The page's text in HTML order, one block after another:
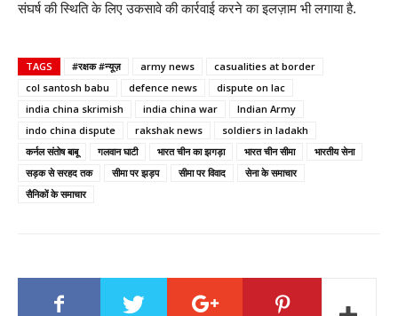
संघर्ष की स्थिति के लिए उकसावे की कार्रवाई करने का इलज़ाम भी लगाया है.
TAGS #रक्षक #न्यूज़ army news
casualities at border
col santosh babu
defence news
dispute on lac
india china skrimish
india china war
Indian Army
indo china dispute
rakshak news
soldiers in ladakh
कर्नल संतोष बाबू
गलवान घाटी भारत चीन का झगड़ा भारत चीन सीमा
भारतीय सेना
सड़क से सरहद तक
सीमा पर झड़प सीमा पर विवाद
सेना के समाचार
सैनिकों के समाचार